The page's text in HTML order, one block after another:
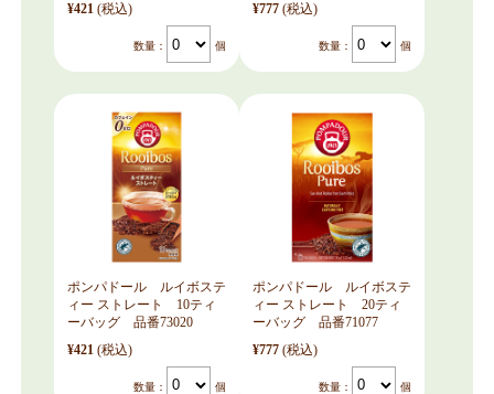
¥421 (税込)
数量： 個
¥777 (税込)
数量： 個
ポンパドール ルイボステ
ィー ストレート 10ティ
ーバッグ 品番73020
¥421 (税込)
数量： 個
ポンパドール ルイボステ
ィー ストレート 20ティ
ーバッグ 品番71077
¥777 (税込)
数量： 個